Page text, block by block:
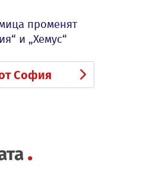
променят
и „Хемус“
София